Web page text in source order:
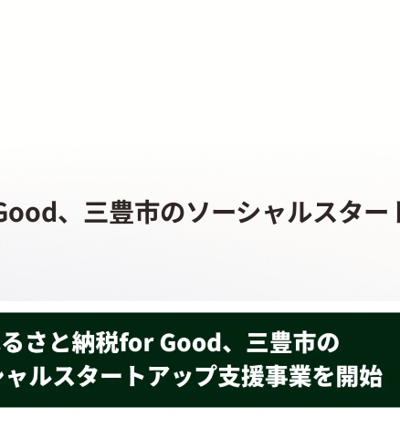
、三豊市のソーシャルスター